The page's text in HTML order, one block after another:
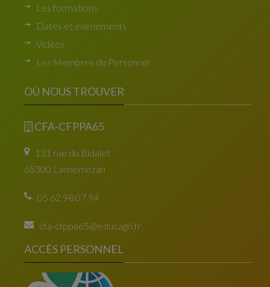
Les formations
Dates et événements
Vidéos
Les Membres du Personnel
OÙ NOUS TROUVER
CFA-CFPPA65
131 rue du Bidalet
65300 Lannemezan
05 62 98 07 94
cfa-cfppa65@educagri.fr
ACCÈS PERSONNEL